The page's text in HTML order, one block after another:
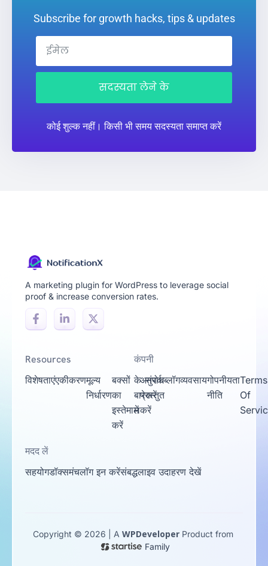
Subscribe for growth hacks, tips & updates
सदस्यता लेने के
कोई शुल्क नहीं। किसी भी समय सदस्यता समाप्त करें
A marketing plugin for WordPress to leverage social
proof & increase conversion rates.
Resources
विशेषताएंएकीकरणमूल्य
निर्धारण
बक्सों
का
इस्तेमाल
करें
अनुरोध
प्रस्तुत
करें
कंपनी
के
बारे
में
संपर्क
करें
ब्लॉगव्यवसायगोपनीयता
नीति
Terms
Of
मदद लें
सहयोगडॉक्समंचलॉग इन करेंसंबद्धलाइव उदाहरण देखें
Copyright © 2026 | A WPDeveloperProduct from
Family